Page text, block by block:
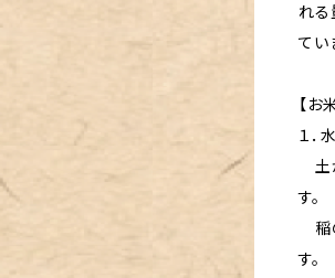
れる
てい
【お
１．
土
す。
稲
す。